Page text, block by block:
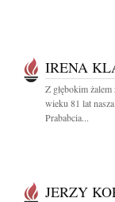
IRENA
Z głębokim żalem
wieku 81 lat
Prababcia...
JERZY